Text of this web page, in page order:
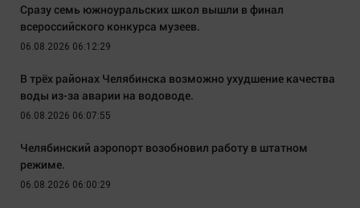
Сразу семь южноуральских школ вышли в финал
всероссийского конкурса музеев.
06.08.2026 06:12:29
В трёх районах Челябинска возможно ухудшение качества
воды из-за аварии на водоводе.
06.08.2026 06:07:55
Челябинский аэропорт возобновил работу в штатном
режиме.
06.08.2026 06:00:29